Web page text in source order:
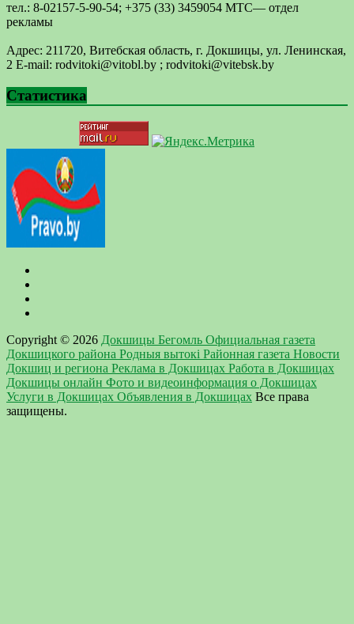
тел.: 8-02157-5-90-54; +375 (33) 3459054 МТС— отдел
рекламы
Адрес: 211720, Витебская область, г. Докшицы, ул. Ленинская,
2 E-mail: ​rodvitoki@​​vitobl​.by ; rodvitoki@vitebsk.by
Статистика
Copyright © 2026 Докшицы Бегомль Официальная газета
Докшицкого района Родныя вытокi Районная газета Новости
Докшиц и региона Реклама в Докшицах Работа в Докшицах
Докшицы онлайн Фото и видеоинформация о Докшицах
Услуги в Докшицах Объявления в Докшицах Все права
защищены.